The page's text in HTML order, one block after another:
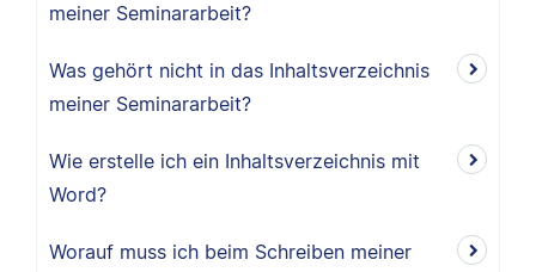
meiner Seminararbeit?
Was gehört nicht in das Inhaltsverzeichnis
meiner Seminararbeit?
Wie erstelle ich ein Inhaltsverzeichnis mit
Word?
Worauf muss ich beim Schreiben meiner